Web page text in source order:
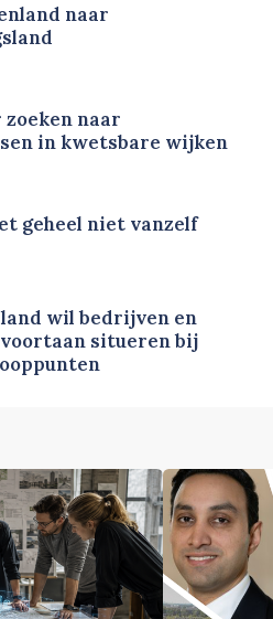
naar
zoeken naar
in kwetsbare wijken
geheel niet vanzelf
wil bedrijven en
situeren bij